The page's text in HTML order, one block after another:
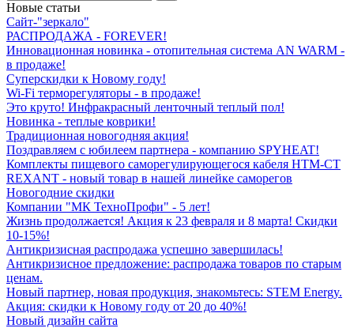
Новые статьи
Сайт-"зеркало"
РАСПРОДАЖА - FOREVER!
Инновационная новинка - отопительная система AN WARM -
в продаже!
Суперскидки к Новому году!
Wi-Fi терморегуляторы - в продаже!
Это круто! Инфракрасный ленточный теплый пол!
Новинка - теплые коврики!
Традиционная новогодняя акция!
Поздравляем с юбилеем партнера - компанию SPYHEAT!
Комплекты пищевого саморегулирующегося кабеля HTM-CT
REXANT - новый товар в нашей линейке саморегов
Новогодние скидки
Компании "МК ТехноПрофи" - 5 лет!
Жизнь продолжается! Акция к 23 февраля и 8 марта! Скидки
10-15%!
Антикризисная распродажа успешно завершилась!
Антикризисное предложение: распродажа товаров по старым
ценам.
Новый партнер, новая продукция, знакомьтесь: STEM Energy.
Акция: скидки к Новому году от 20 до 40%!
Новый дизайн сайта